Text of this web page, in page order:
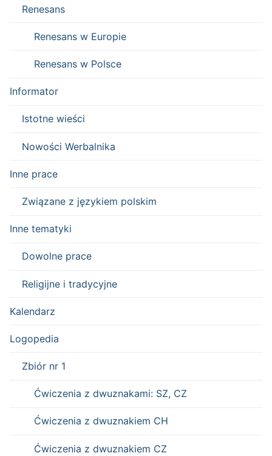
Renesans
Renesans w Europie
Renesans w Polsce
Informator
Istotne wieści
Nowości Werbalnika
Inne prace
Związane z językiem polskim
Inne tematyki
Dowolne prace
Religijne i tradycyjne
Kalendarz
Logopedia
Zbiór nr 1
Ćwiczenia z dwuznakami: SZ, CZ
Ćwiczenia z dwuznakiem CH
Ćwiczenia z dwuznakiem CZ